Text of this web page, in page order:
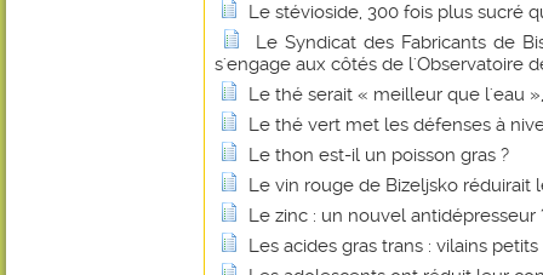
Le stévioside, 300 fois plus sucré
Le Syndicat des Fabricants de
s'engage aux côtés de l'Observatoire
Le thé serait « meilleur que l'eau
Le thé vert met les défenses à
Le thon est-il un poisson gras ?
Le vin rouge de Bizeljsko réduirait
Le zinc : un nouvel antidépresseur
Les acides gras trans : vilains